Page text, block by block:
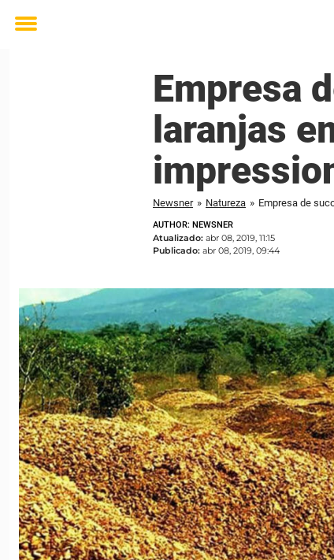
Toggle
Empresa
laranjas
Newsner » Natureza » Empresa de
AUTHOR: NEWSNER
Atualizado: abr 08, 2019, 11:15
Publicado: abr 08, 2019, 09:44